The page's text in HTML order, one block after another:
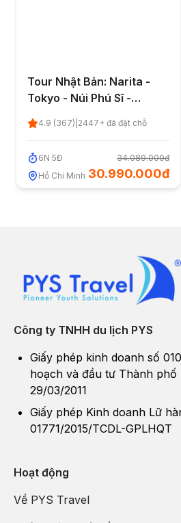
Tour Nhật Bản: Narita -
Tokyo - Núi Phú Sĩ -
6 ngày 5 đêm từ TP. HCM -
4.9 (367) 2447+ đã đặt chỗ
6N 5Đ
Hồ Chí Minh
34.089.000đ
30.990.000đ
Công ty TNHH du lịch PYS
Giấy phép kinh doanh số
hoạch và đầu tư Thành phố
29/03/2011
Giấy phép Kinh doanh Lữ
01771/2015/TCDL-GPLHQT
Hoạt động
Về PYS Travel